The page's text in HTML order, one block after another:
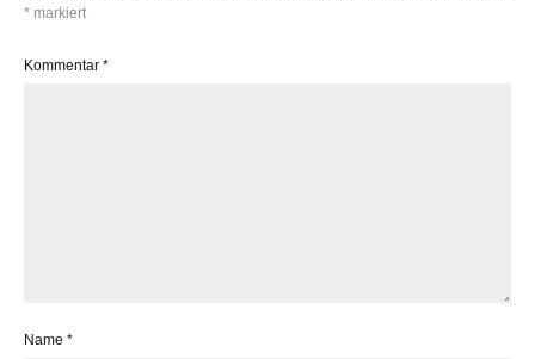
* markiert
Kommentar *
Name *